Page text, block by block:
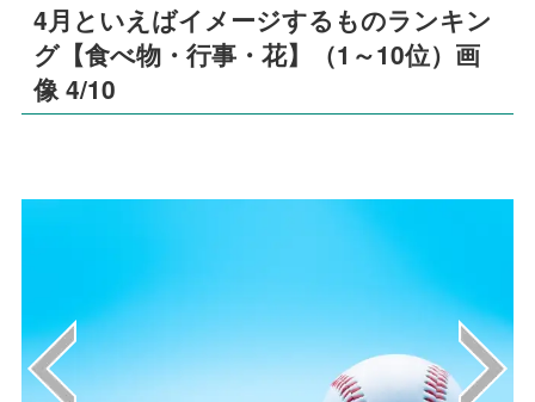
4月といえばイメージするものランキン
グ【食べ物・行事・花】（1～10位）画
像 4/10